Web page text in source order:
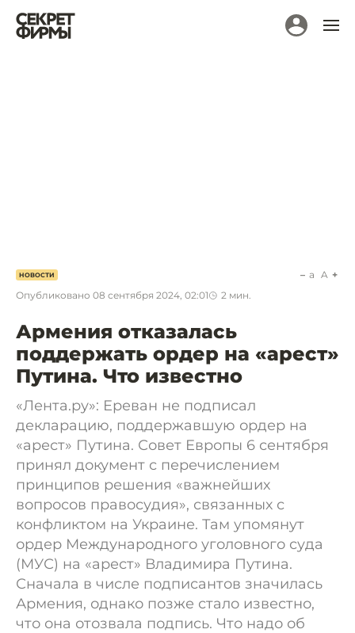
НОВОСТИ
Опубликовано 08 сентября 2024, 02:01 2 мин.
a A
Армения отказалась
поддержать ордер на «арест»
Путина. Что известно
«Лента.ру»: Ереван не подписал
декларацию, поддержавшую ордер на
«арест» Путина. Совет Европы 6 сентября
принял документ с перечислением
принципов решения «важнейших
вопросов правосудия», связанных с
конфликтом на Украине. Там упомянут
ордер Международного уголовного суда
(МУС) на «арест» Владимира Путина.
Сначала в числе подписантов значилась
Армения, однако позже стало известно,
что она отозвала подпись. Что надо об